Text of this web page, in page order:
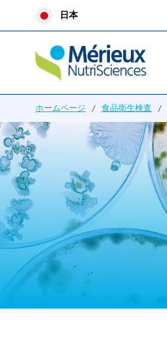
容
プ
日本
ホームページ / 食品衛生検査 /